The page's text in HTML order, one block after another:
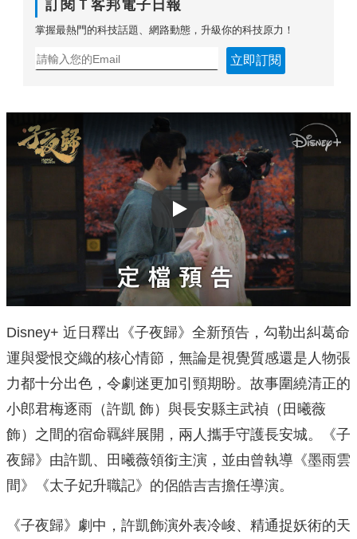
訂閱Ｔ客邦電子日報
掌握最熱門的科技話題、網路動態，升級你的科技原力！
立即訂閱
Play
Disney+ 近日釋出《子夜歸》全新預告，勾勒出糾葛命
運與愛恨交織的核心情節，無論是視覺質感還是人物張
力都十分出色，令劇迷更加引頸期盼。故事圍繞清正的
小郎君梅逐雨（許凱 飾）與長安縣主武禎（田曦薇
飾）之間的宿命羈絆展開，兩人攜手守護長安城。《子
夜歸》由許凱、田曦薇領銜主演，並由曾執導《墨雨雲
間》《太子妃升職記》的侶皓吉吉擔任導演。
《子夜歸》劇中，許凱飾演外表冷峻、精通捉妖術的天